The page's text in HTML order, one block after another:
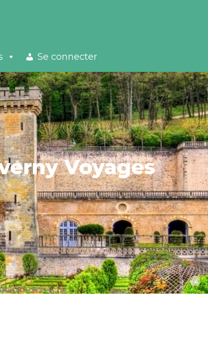
Se connecter
Voyages
©